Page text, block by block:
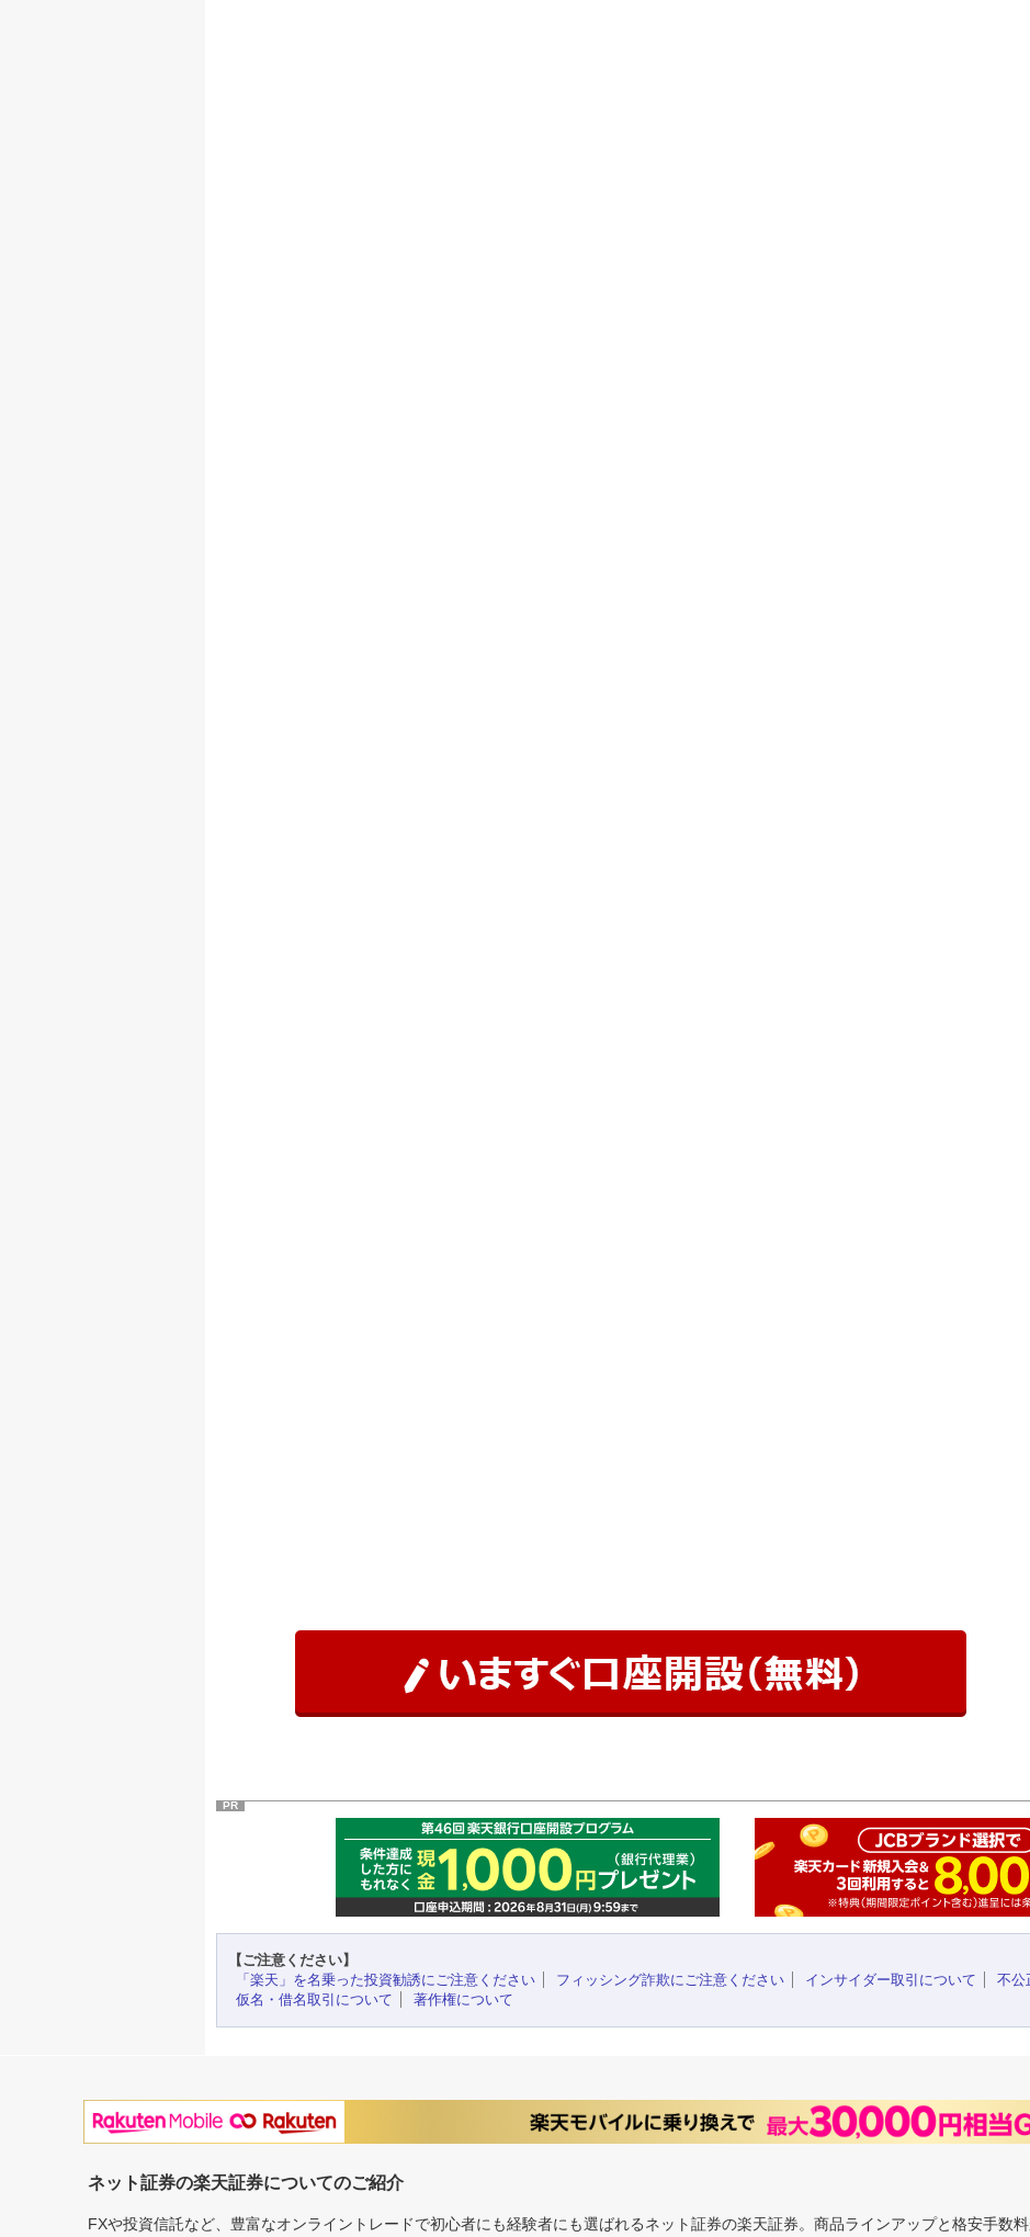
PR
【ご注意ください】
「楽天」を名乗った投資勧誘にご注意ください
フィッシング詐欺にご注意ください インサイダー取引について
不公
仮名・借名取引について
著作権について
ネット証券の楽天証券についてのご紹介
FXや投資信託など、豊富なオンライントレードで初心者にも経験者にも選ばれるネット証券の楽天証券。商品ラインアップと格安手数